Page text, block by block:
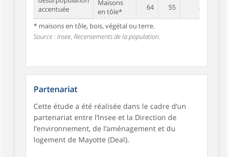
accentuée
Maisons
en tôle*
64 55 ///////
* maisons en tôle, bois, végétal ou terre.
Source : Insee, Recensements de la population.
Partenariat
Cette étude a été réalisée dans le cadre d’un
partenariat entre l’Insee et la Direction de
l’environnement, de l’aménagement et du
logement de Mayotte (Deal).